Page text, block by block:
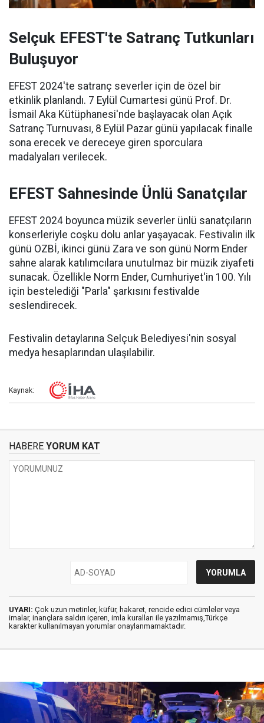
Selçuk EFEST'te Satranç Tutkunları
Buluşuyor
EFEST 2024'te satranç severler için de özel bir
etkinlik planlandı. 7 Eylül Cumartesi günü Prof. Dr.
İsmail Aka Kütüphanesi'nde başlayacak olan Açık
Satranç Turnuvası, 8 Eylül Pazar günü yapılacak finalle
sona erecek ve dereceye giren sporculara
madalyaları verilecek.
EFEST Sahnesinde Ünlü Sanatçılar
EFEST 2024 boyunca müzik severler ünlü sanatçıların
konserleriyle coşku dolu anlar yaşayacak. Festivalin ilk
günü OZBİ, ikinci günü Zara ve son günü Norm Ender
sahne alarak katılımcılara unutulmaz bir müzik ziyafeti
sunacak. Özellikle Norm Ender, Cumhuriyet'in 100. Yılı
için bestelediği "Parla" şarkısını festivalde
seslendirecek.
Festivalin detaylarına Selçuk Belediyesi'nin sosyal
medya hesaplarından ulaşılabilir.
Kaynak:
HABERE YORUM KAT
UYARI: Çok uzun metinler, küfür, hakaret, rencide edici cümleler veya
imalar, inançlara saldırı içeren, imla kuralları ile yazılmamış,Türkçe
karakter kullanılmayan yorumlar onaylanmamaktadır.